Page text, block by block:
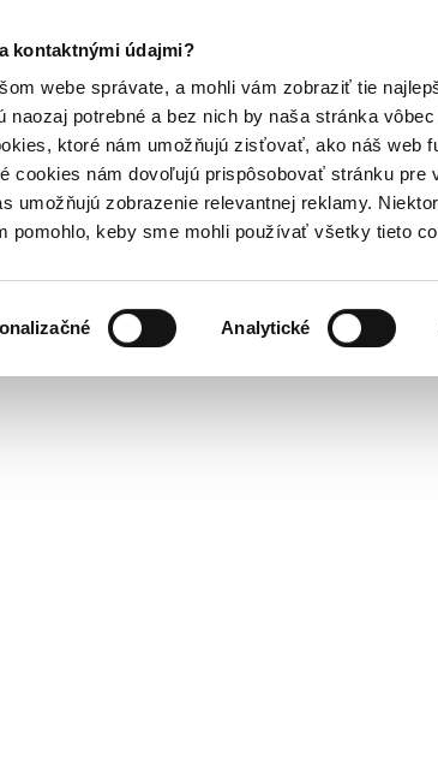
kontaktnými údajmi?
webe správate, a mohli vám zobraziť tie
naozaj potrebné a bez nich by naša stránka
ktoré nám umožňujú zisťovať, ako náš web
cookies nám dovoľujú prispôsobovať stránku pre
umožňujú zobrazenie relevantnej reklamy.
pomohlo, keby sme mohli používať všetky tieto
Analytické